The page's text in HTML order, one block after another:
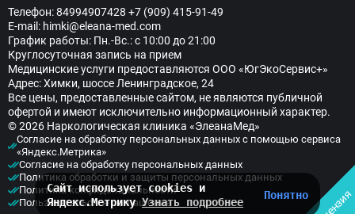
Сайт использует cookies и
Яндекс.МетрикуУзнать подробнее
Понятно
Телефон:84994907428 +7 (909) 415-91-49
E-mail: himki@eleana-med.com
График работы: Пн.-Вс.: с 10:00 до 21:00
Круглосуточная запись на прием
Медицинские услуги предоставляются ООО «ЮгЭкоСервис+»
Адрес: Химки, шоссе Ленинградское, 24
Все цены, предоставленные сайтом, не являются публичной
офертой и имеют исключительно информационный характер.
© 2026 Наркологическая клиника «ЭлеанаМед»
Согласие на обработку персональных данных с помощью сервиса
«Яндекс.Метрика»
Согласие на обработку персональных данных
Политика обработки и защиты персональных данных
Политика конфиденциальности
Пользовательское соглашение